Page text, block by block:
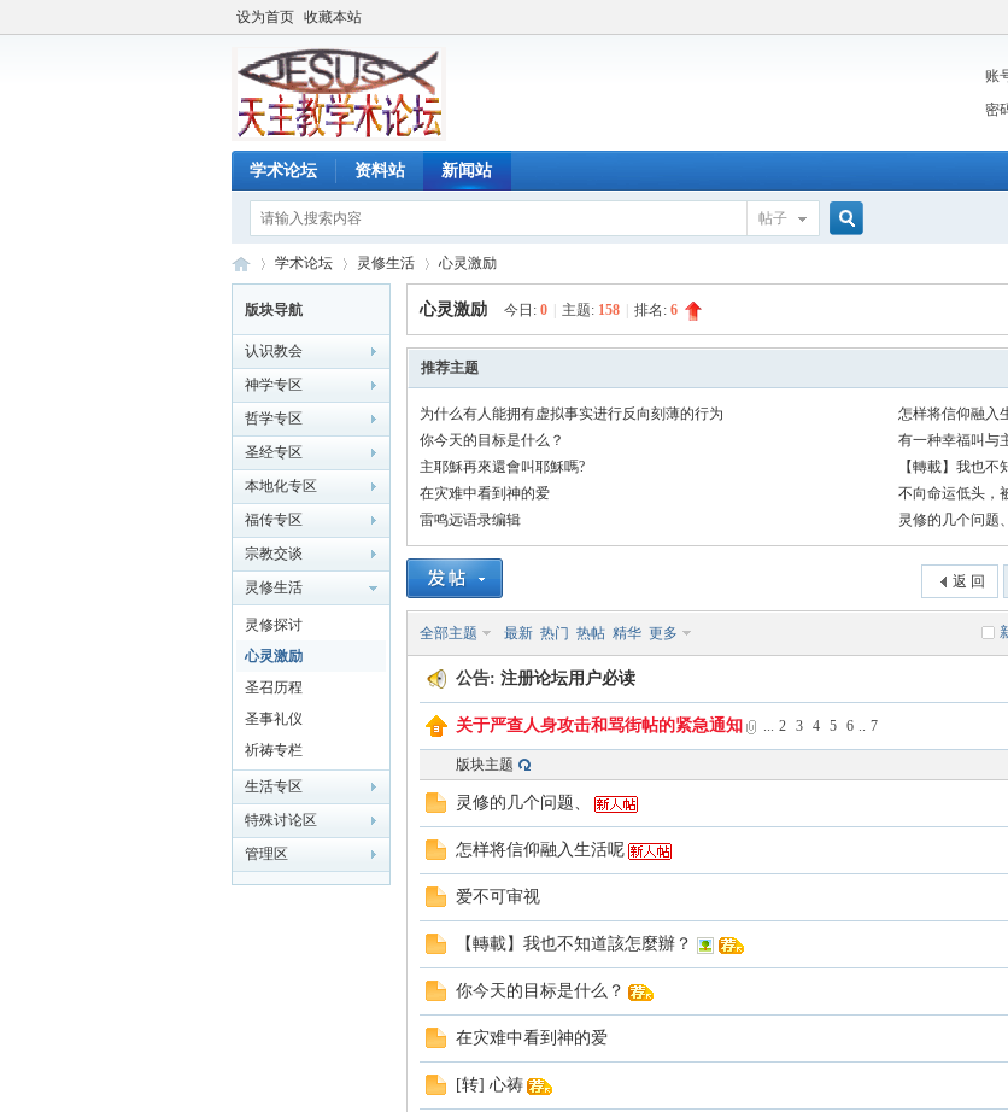
设为首页 收藏本站
账
密
学术论坛 资料站 新闻站
帖子
天
主
教
»
学术论坛
›
灵修生活 心灵激励
版块导航
认识教会
神学专区
哲学专区
圣经专区
本地化专区
福传专区
宗教交谈
灵修生活
灵修探讨
心灵激励
圣召历程
圣事礼仪
祈祷专栏
生活专区
特殊讨论区
管理区
心灵激励 今日: 0 主题: 158 排名: 6
推荐主题
为什么有人能拥有虚拟事实进行反向刻薄的行为
怎样将信仰融入
你今天的目标是什么？
有一种幸福叫与
主耶穌再來還會叫耶穌嗎?
【轉載】我也不
在灾难中看到神的爱
不向命运低头，
雷鸣远语录编辑
灵修的几个问题、
返 回
全部主题 最新 热门 热帖 精华 更多
公告: 注册论坛用户必读
关于严查人身攻击和骂街帖的紧急通知 ... 2 3 4 5 6 .. 7
版块主题
灵修的几个问题、
怎样将信仰融入生活呢
爱不可审视
【轉載】我也不知道該怎麼辦？
你今天的目标是什么？
在灾难中看到神的爱
[转] 心祷